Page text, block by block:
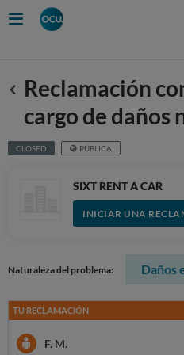
Anterior
Reclamación
cargo de daños
CLOSED PÚBLICA
SIXT RENT A CAR
INICIAR UNA
Naturaleza del problema: Daños
TU RECLAMACIÓN
F. M.